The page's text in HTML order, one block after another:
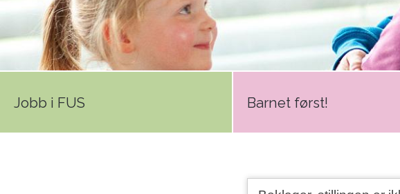
Jobb i FUS Barnet først!